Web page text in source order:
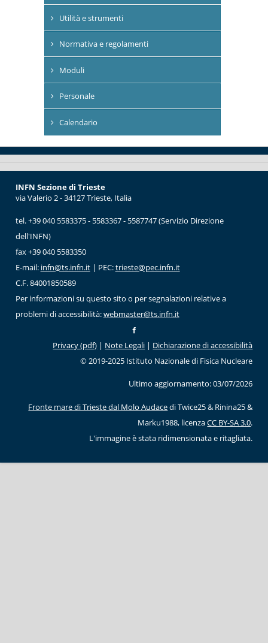
Utilità e strumenti
Normativa e regolamenti
Moduli
Personale
Calendario
INFN Sezione di Trieste
via Valerio 2 - 34127 Trieste, Italia
tel. +39 040 5583375 - 5583367 - 5587747 (Servizio Direzione
dell'INFN)
fax +39 040 5583350
E-mail: infn@ts.infn.it| PEC:trieste@pec.infn.it
C.F. 84001850589
Per informazioni su questo sito o per segnalazioni relative a
problemi di accessibilità:webmaster@ts.infn.it
Privacy (pdf) | Note Legali | Dichiarazione di accessibilità
© 2019-2025 Istituto Nazionale di Fisica Nucleare
Ultimo aggiornamento: 03/07/2026
Fronte mare di Trieste dal Molo Audacedi Twice25 & Rinina25 &
Marku1988, licenzaCC BY-SA 3.0.
L'immagine è stata ridimensionata e ritagliata.